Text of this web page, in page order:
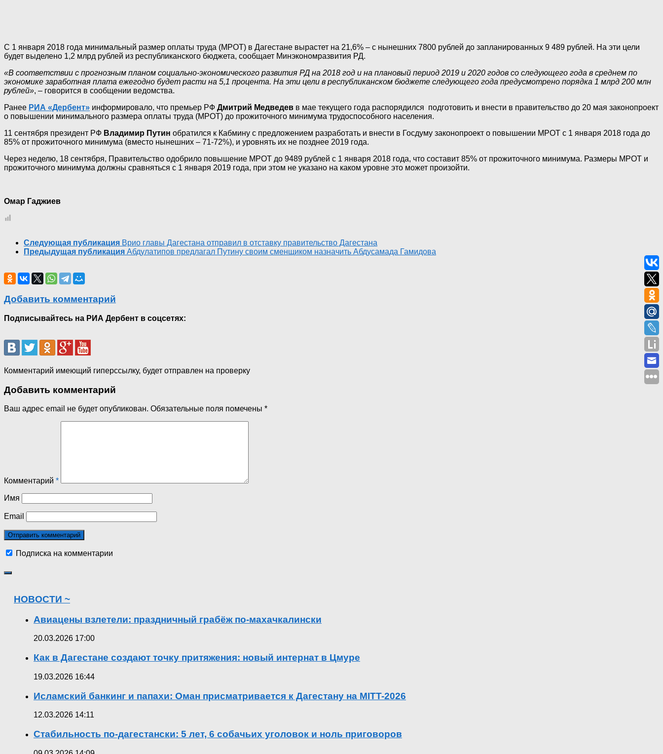
С 1 января 2018 года минимальный размер оплаты труда (МРОТ) в Дагестане вырастет на 21,6% – с нынешних 7800 рублей до запланированных 9 489 рублей. На эти цели
будет выделено 1,2 млрд рублей из республиканского бюджета, сообщает Минэкономразвития РД.
«В соответствии с прогнозным планом социально-экономического развития РД на 2018 год и на плановый период 2019 и 2020 годов со следующего года в среднем по
экономике заработная плата ежегодно будет расти на 5,1 процента. На эти цели в республиканском бюджете следующего года предусмотрено порядка 1 млрд 200 млн
рублей», – говорится в сообщении ведомства.
Ранее РИА «Дербент» информировало, что премьер РФ Дмитрий Медведев в мае текущего года распорядился подготовить и внести в правительство до 20 мая законопроект
о повышении минимального размера оплаты труда (МРОТ) до прожиточного минимума трудоспособного населения.
11 сентября президент РФ Владимир Путин обратился к Кабмину с предложением разработать и внести в Госдуму законопроект о повышении МРОТ с 1 января 2018 года до
85% от прожиточного минимума (вместо нынешних – 71-72%), и уровнять их не позднее 2019 года.
Через неделю, 18 сентября, Правительство одобрило повышение МРОТ до 9489 рублей с 1 января 2018 года, что составит 85% от прожиточного минимума. Размеры МРОТ и
прожиточного минимума должны сравняться с 1 января 2019 года, при этом не указано на каком уровне это может произойти.
Омар Гаджиев
Следующая публикация Врио главы Дагестана отправил в отставку правительство Дагестана
Предыдущая публикация Абдулатипов предлагал Путину своим сменщиком назначить Абдусамада Гамидова
Добавить комментарий
Подписывайтесь на РИА Дербент в соцсетях:
Комментарий имеющий гиперссылку, будет отправлен на проверку
Добавить комментарий
Ваш адрес email не будет опубликован. Обязательные поля помечены *
Комментарий *
Имя
Email
Подписка на комментарии
НОВОСТИ ~
Авиацены взлетели: праздничный грабёж по-махачкалински
20.03.2026 17:00
Как в Дагестане создают точку притяжения: новый интернат в Цмуре
19.03.2026 16:44
Исламский банкинг и папахи: Оман присматривается к Дагестану на MITT-2026
12.03.2026 14:11
Стабильность по-дагестански: 5 лет, 6 собачьих уголовок и ноль приговоров